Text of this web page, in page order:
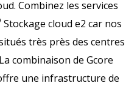
Combinez les services
Stockage cloud e2 car nos
très près des centres
combinaison de Gcore
une infrastructure de